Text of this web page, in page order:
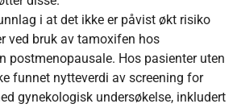
i at det ikke er påvist økt risiko
ved bruk av tamoxifen hos
postmenopausale. Hos pasienter uten
funnet nytteverdi av screening for
gynekologisk undersøkelse, inkludert